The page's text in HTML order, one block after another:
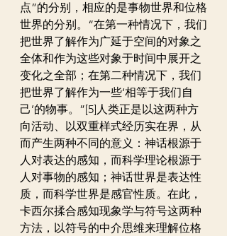
点”的分别，相应的是事物世界和位格
世界的分别。“在第一种情况下，我们
把世界了解作为广延于空间的对象之
全体和作为这些对象于时间中展开之
变化之全部；在第二种情况下，我们
把世界了解作为一些‘相等于我们自
己’的物事。”[5]人类正是以这两种方
向活动、以双重样式经历实在界，从
而产生两种不同的意义：神话根源于
人对表达的感知，而科学理论根源于
人对事物的感知；神话世界是表达性
质，而科学世界是感官性质。在此，
卡西尔揉合感知现象学与符号这两种
方法，以符号的中介思维来理解位格